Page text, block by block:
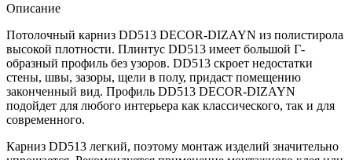
Описание
Потолочный карниз DD513 DECOR-DIZAYN из полистирола
высокой плотности. Плинтус DD513 имеет большой Г-
образный профиль без узоров. DD513 скроет недостатки
стены, швы, зазоры, щели в полу, придаст помещению
законченный вид. Профиль DD513 DECOR-DIZAYN
подойдет для любого интерьера как классического, так и для
современного.
Карниз DD513 легкий, поэтому монтаж изделий значительно